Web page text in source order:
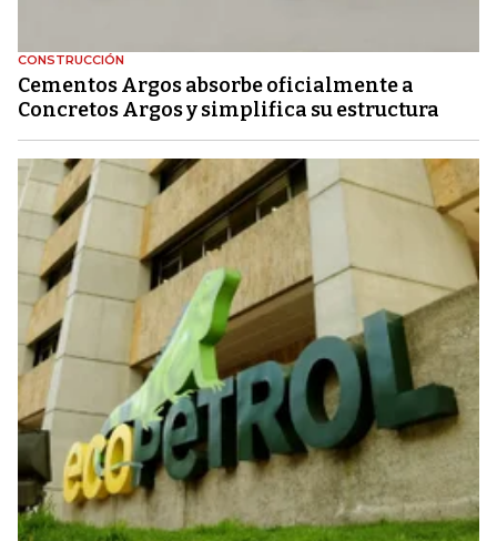
CONSTRUCCIÓN
Cementos Argos absorbe oficialmente a
Concretos Argos y simplifica su estructura